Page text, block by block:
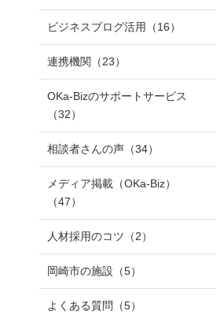
ビジネスブログ活用 （16）
連携機関 （23）
OKa-Bizのサポートサービス
（32）
相談者さんの声 （34）
メディア掲載（OKa-Biz）
（47）
人材採用のコツ （2）
岡崎市の施設 （5）
よくある質問 （5）